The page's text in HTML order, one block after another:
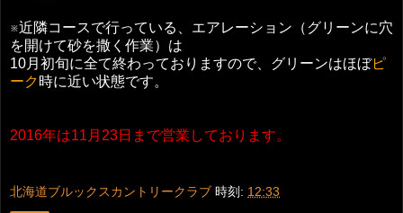
※近隣コースで行っている、エアレーション（グリーンに穴
を開けて砂を撒く作業）は
10月初旬に全て終わっておりますので、グリーンはほぼピ
ーク時に近い状態です。
2016年は11月23日まで営業しております。
北海道ブルックスカントリークラブ 時刻: 12:33